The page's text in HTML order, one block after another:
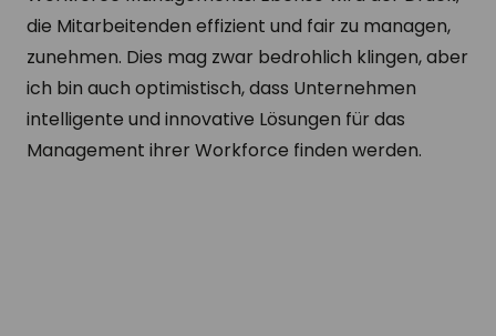
die Mitarbeitenden effizient und fair zu managen,
zunehmen. Dies mag zwar bedrohlich klingen, aber
ich bin auch optimistisch, dass Unternehmen
intelligente und innovative Lösungen für das
Management ihrer Workforce finden werden.